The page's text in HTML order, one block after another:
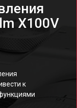
X100V
к